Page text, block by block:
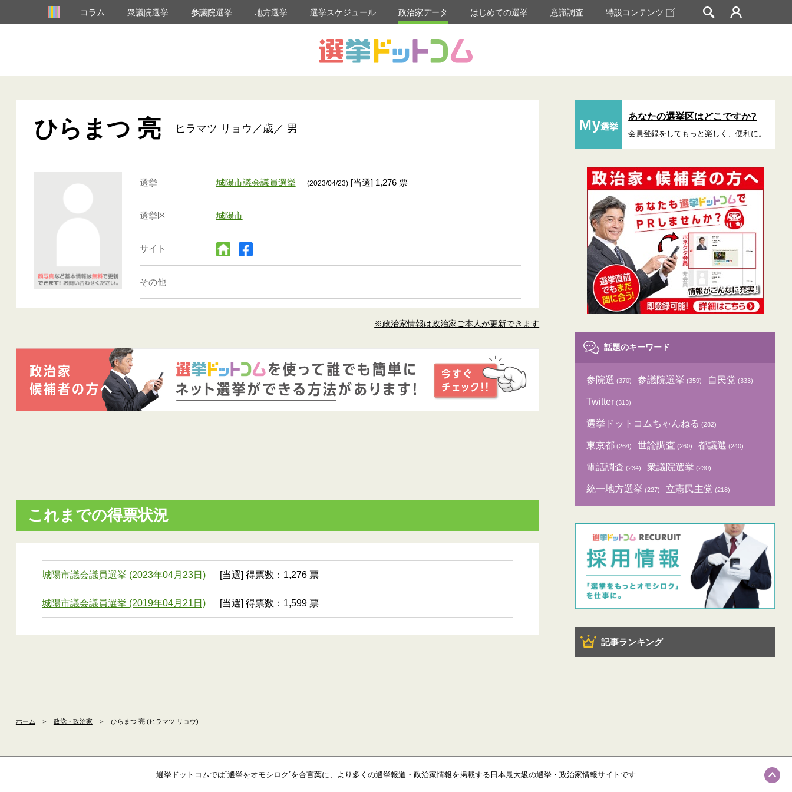
コラム 衆議院選挙 参議院選挙 地方選挙 選挙スケジュール 政治家データ はじめての選挙 意識調査 特設コンテンツ
ひらまつ 亮 ヒラマツ リョウ／歳／ 男
選挙 城陽市議会議員選挙 (2023/04/23)[当選] 1,276 票
選挙区 城陽市
サイト
その他
※政治家情報は政治家ご本人が更新できます
これまでの得票状況
城陽市議会議員選挙 (2023年04月23日) [当選] 得票数：1,276 票
城陽市議会議員選挙 (2019年04月21日) [当選] 得票数：1,599 票
My選挙
あなたの選挙区はどこですか?
会員登録をしてもっと楽しく、便利に。
話題のキーワード
参院選 (370) 参議院選挙 (359) 自民党 (333)
Twitter (313)
選挙ドットコムちゃんねる (282)
東京都 (264) 世論調査 (260) 都議選 (240)
電話調査 (234) 衆議院選挙 (230)
統一地方選挙 (227) 立憲民主党 (218)
記事ランキング
ホーム ＞ 政党・政治家 ＞ ひらまつ 亮 (ヒラマツ リョウ)
選挙ドットコムでは”選挙をオモシロク”を合言葉に、より多くの選挙報道・政治家情報を掲載する日本最大級の選挙・政治家情報サイトです